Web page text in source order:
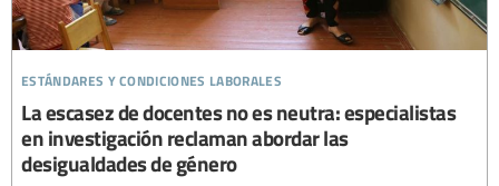
estándares y condiciones laborales
La escasez de docentes no es neutra: especialistas
en investigación reclaman abordar las
desigualdades de género